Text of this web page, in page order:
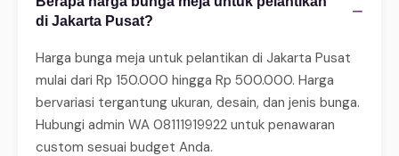
di Jakarta Pusat?
−
Harga bunga meja untuk pelantikan di Jakarta Pusat
mulai dari Rp 150.000 hingga Rp 500.000. Harga
bervariasi tergantung ukuran, desain, dan jenis bunga.
Hubungi admin WA 08111919922 untuk penawaran
custom sesuai budget Anda.